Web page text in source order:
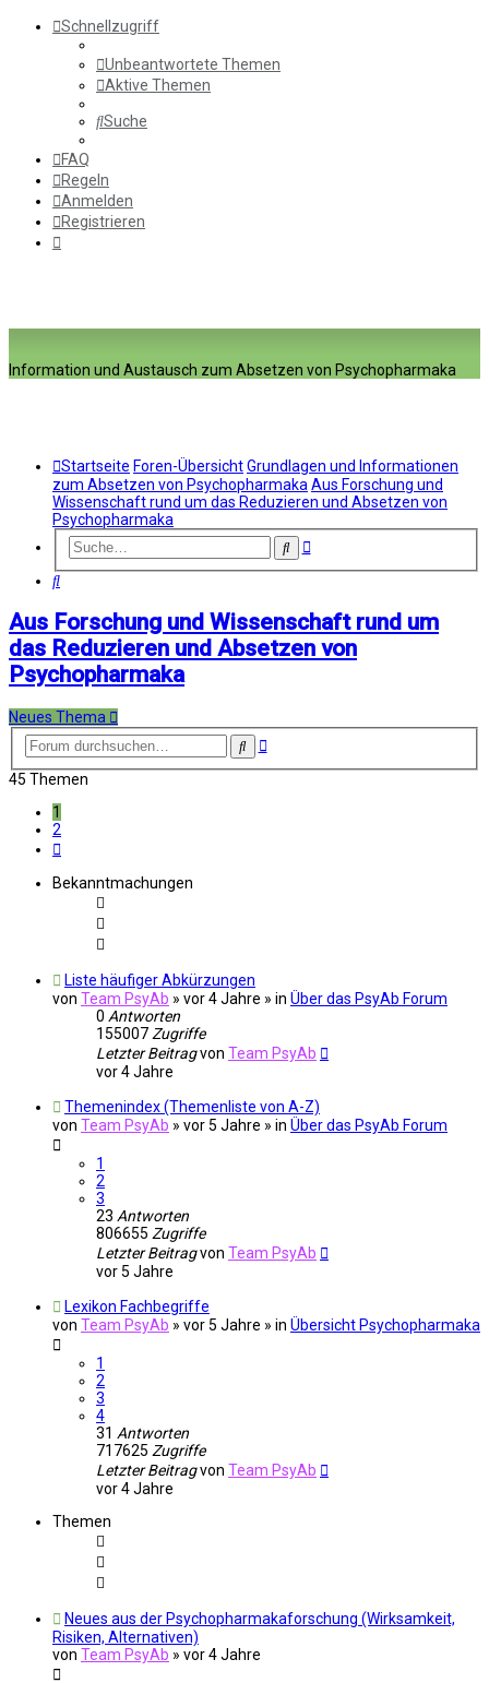
Schnellzugriff
Unbeantwortete Themen
Aktive Themen
Suche
FAQ
Regeln
Anmelden
Registrieren
Information und Austausch zum Absetzen von Psychopharmaka
Startseite Foren-ÜbersichtGrundlagen und Informationen
zum Absetzen von Psychopharmaka Aus Forschung und
Wissenschaft rund um das Reduzieren und Absetzen von
Psychopharmaka
SucheErweiterte
Suche
Aus Forschung und Wissenschaft rund um
das Reduzieren und Absetzen von
Psychopharmaka
Neues Thema
SucheErweiterte
45 Themen
1
2
Bekanntmachungen
Liste häufiger Abkürzungen
von Team PsyAb » vor 4 Jahre » in Über das PsyAb Forum
0 Antworten
155007 Zugriffe
Letzter Beitragvon Team PsyAb
vor 4 Jahre
Themenindex (Themenliste von A-Z)
von Team PsyAb » vor 5 Jahre » in Über das PsyAb Forum
1
2
3
23 Antworten
806655 Zugriffe
Letzter Beitragvon Team PsyAb
vor 5 Jahre
Lexikon Fachbegriffe
von Team PsyAb » vor 5 Jahre » in Übersicht Psychopharmaka
1
2
3
4
31 Antworten
717625 Zugriffe
Letzter Beitragvon Team PsyAb
vor 4 Jahre
Themen
Neues aus der Psychopharmakaforschung (Wirksamkeit,
Risiken, Alternativen)
von Team PsyAb » vor 4 Jahre